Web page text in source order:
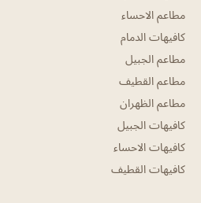
مطاعم الاحساء
كافيهات الدمام
مطاعم الجبيل
مطاعم القطيف
مطاعم الظهران
كافيهات الجبيل
كافيهات الاحساء
كافيهات القطيف